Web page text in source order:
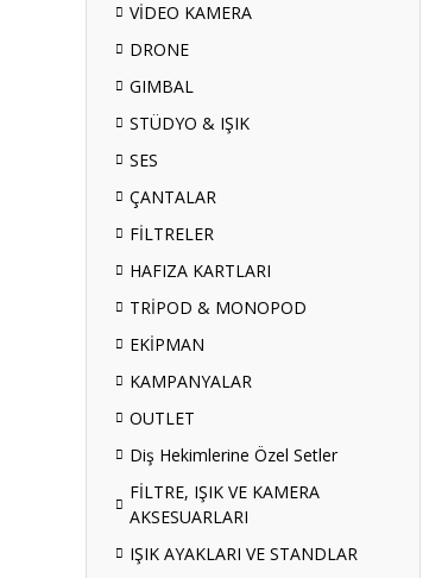
VİDEO KAMERA
DRONE
GIMBAL
STÜDYO & IŞIK
SES
ÇANTALAR
FİLTRELER
HAFIZA KARTLARI
TRİPOD & MONOPOD
EKİPMAN
KAMPANYALAR
OUTLET
Diş Hekimlerine Özel Setler
FİLTRE, IŞIK VE KAMERA
AKSESUARLARI
IŞIK AYAKLARI VE STANDLAR